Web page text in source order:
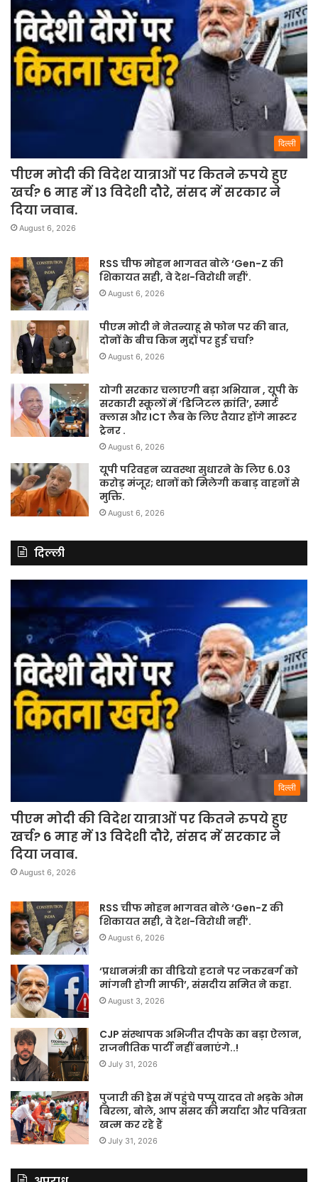
दिल्ली
पीएम मोदी की विदेश यात्राओं पर कितने रुपये हुए
खर्च? 6 माह में 13 विदेशी दौरे, संसद में सरकार ने
दिया जवाब.
August 6, 2026
RSS चीफ मोहन भागवत बोले ‘Gen-Z की
शिकायत सही, वे देश-विरोधी नहीं’.
August 6, 2026
पीएम मोदी ने नेतन्याहू से फोन पर की बात,
दोनों के बीच किन मुद्दों पर हुई चर्चा?
August 6, 2026
योगी सरकार चलाएगी बड़ा अभियान , यूपी के
सरकारी स्कूलों में ‘डिजिटल क्रांति’, स्मार्ट
क्लास और ICT लैब के लिए तैयार होंगे मास्टर
ट्रेनर .
August 6, 2026
यूपी परिवहन व्यवस्था सुधारने के लिए 6.03
करोड़ मंजूर; थानों को मिलेगी कबाड़ वाहनों से
मुक्ति.
August 6, 2026
दिल्ली
दिल्ली
पीएम मोदी की विदेश यात्राओं पर कितने रुपये हुए
खर्च? 6 माह में 13 विदेशी दौरे, संसद में सरकार ने
दिया जवाब.
August 6, 2026
RSS चीफ मोहन भागवत बोले ‘Gen-Z की
शिकायत सही, वे देश-विरोधी नहीं’.
August 6, 2026
‘प्रधानमंत्री का वीडियो हटाने पर जकरबर्ग को
मांगनी होगी माफी’, संसदीय समित ने कहा.
August 3, 2026
CJP संस्थापक अभिजीत दीपके का बड़ा ऐलान,
राजनीतिक पार्टी नहीं बनाएंगे..!
July 31, 2026
पुजारी की ड्रेस में पहुंचे पप्पू यादव तो भड़के ओम
बिरला, बोले, आप संसद की मर्यादा और पवित्रता
खत्म कर रहे हैं
July 31, 2026